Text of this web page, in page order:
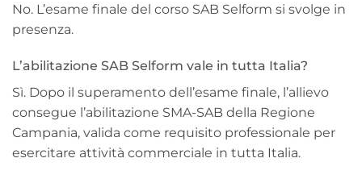
No. L’esame finale del corso SAB Selform si svolge in
presenza.
L’abilitazione SAB Selform vale in tutta Italia?
Sì. Dopo il superamento dell’esame finale, l’allievo
consegue l’abilitazione SMA-SAB della Regione
Campania, valida come requisito professionale per
esercitare attività commerciale in tutta Italia.